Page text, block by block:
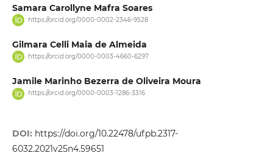
Samara Carollyne Mafra Soares
https://orcid.org/0000-0002-2346-9528
Gilmara Celli Maia de Almeida
https://orcid.org/0000-0003-4660-6297
Jamile Marinho Bezerra de Oliveira Moura
https://orcid.org/0000-0003-1286-3316
DOI: https://doi.org/10.22478/ufpb.2317-
6032.2021v25n4.59651